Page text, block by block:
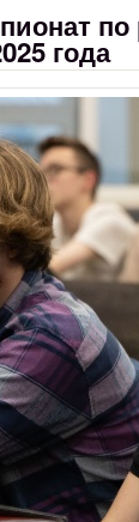
по
года